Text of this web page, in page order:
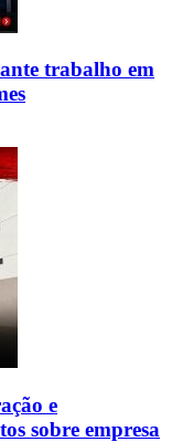
trabalho em
e
sobre empresa